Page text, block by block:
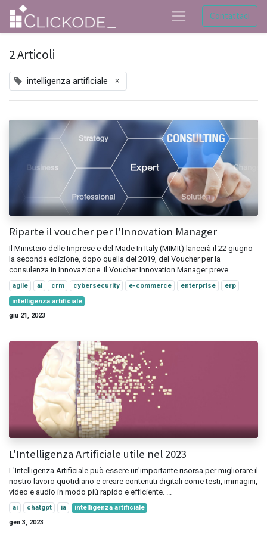
Contattaci
2 Articoli
intelligenza artificiale ×
Riparte il voucher per l'Innovation Manager
Il Ministero delle Imprese e del Made In Italy (MIMIt) lancerà il 22 giugno
la seconda edizione, dopo quella del 2019, del Voucher per la
consulenza in Innovazione. Il Voucher Innovation Manager preve...
agile ai crm cybersecurity e-commerce enterprise
erp
intelligenza artificiale
giu 21, 2023
L'Intelligenza Artificiale utile nel 2023
L'Intelligenza Artificiale può essere un'importante risorsa per migliorare il
nostro lavoro quotidiano e creare contenuti digitali come testi, immagini,
video e audio in modo più rapido e efficiente. ...
ai chatgpt ia
intelligenza artificiale
gen 3, 2023